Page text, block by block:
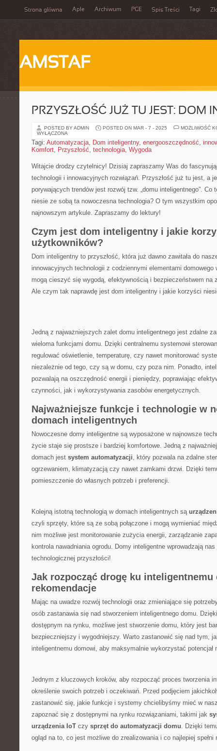
Strona główna Aple Archiwum PGE Spis Treści Tagi
AMSTAF
PRZYSZŁOŚĆ JUŻ TU JEST: DOM
POSTED BY ADMIN POSTED ON MAR - 7 - 2025
MOŻLIWOŚĆ
WYŁĄCZONA
Tagi: Automatyzacja, Dom inteligentny, energooszczędność,
Komfort, Przyszłość, technologia, Wygoda
Witajcie drodzy czytelnicy! Dzisiaj zapraszamy Was do
technologii i innowacyjnych rozwiązań. Przyszłość już tu jest, a
porywających trendów jest rozwój tzw. „domu inteligentnego”.⁤
niesie ze sobą ta nowoczesna technologia? O tym wszystkim
najnowszym artykule. Zapraszamy do lektury!
Czym jest dom inteligentny i jakie
⁤użytkowników?
Dom inteligentny to przyszłość,⁢ która już dawno⁤ zawitała​ do
innowacyjnych technologii z codziennymi elementami
mogą cieszyć się wygodą, efektywnością i bezpieczeństwem na‍
Ale czym⁢ tak naprawdę jest dom ‌inteligentny i jakie ⁣korzyści
Jedną z najważniejszych zalet domu inteligentnego jest zdalne
wieloma⁣ funkcjami domu.​ Dzięki centralnemu systemowi
⁢regulować oświetlenie, temperaturę,‌ czy ⁣nawet​ monitorować
niezależnie od tego, czy są w domu, czy poza nim. Ponadto,
pozwalają ⁤na oszczędność energii i pieniędzy, poprawiając
czynności, jak i wykorzystywania zasobów energetycznych.
Najważniejsze funkcje i technologie w
domach‍ inteligentnych
Nowoczesne domy⁢ inteligentne są ⁢wyposażone w najnowsze
życie staje się prostsze i ⁤bardziej komfortowe. Jedną z
domach jest system automatyzacji, który pozwala na ​zdalne‍
ogrzewaniem, klimatyzacją czy nawet zamkami ‍drzwi. Dzięki
⁢pomieszczenie do własnych potrzeb i preferencji.
Kolejną istotną technologią w domach inteligentnych są
czyli sprzęty, które są ze​ sobą połączone i mogą wymieniać
nim możliwe jest monitorowanie zużycia energii, zarządzanie​
kontrola nawadniania ogrodu. Domy inteligentne wprowadzają
technologicznej przyszłości!
Jak rozpocząć drogę ku
rekomendacje
Mając na uwadze ‌rozwój technologii oraz zmieniające się
osób zastanawia się nad stworzeniem inteligentnego domu.
dostępnym na rynku, możliwe jest⁤ stworzenie domu, który jest⁤
bezpieczniejszy i⁣ wygodniejszy. Warto zastanowić się nad tym,
inteligentnemu domowi, aby maksymalnie wykorzystać potencjał
Jednym z kluczowych kroków, aby rozpocząć proces tworzenia
określenie swoich potrzeb ⁣i‌ oczekiwań. Przed podjęciem
zastanowić się, jakie funkcje i‌ systemy⁤ chcielibyśmy mieć w
zapoznać się ⁢z dostępnymi na ⁤rynku rozwiązaniami, takimi jak
urządzenia IoT czy sprzęt do automatyzacji domu. Dzięki
ogląd na to,⁤ co‌ jest możliwe ⁤do zrealizowania i co najlepiej spełni